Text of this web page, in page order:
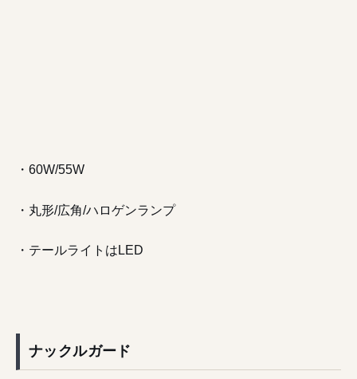
・60W/55W
・丸形/広角/ハロゲンランプ
・テールライトはLED
ナックルガード